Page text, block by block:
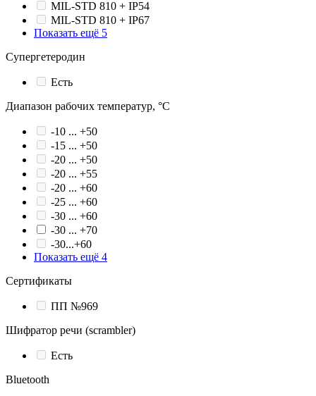
MIL-STD 810 + IP54
MIL-STD 810 + IP67
Показать ещё 5
Супергетеродин
Есть
Диапазон рабочих температур, °С
-10 ... +50
-15 ... +50
-20 ... +50
-20 ... +55
-20 ... +60
-25 ... +60
-30 ... +60
-30 ... +70
-30...+60
Показать ещё 4
Сертификаты
ПП №969
Шифратор речи (scrambler)
Есть
Bluetooth